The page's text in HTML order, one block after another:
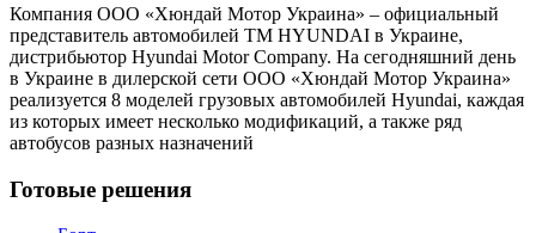
Компания ООО «Хюндай Мотор Украина» – официальный
представитель автомобилей ТМ HYUNDAI в Украине,
дистрибьютор Hyundai Motor Company. На сегодняшний день
в Украине в дилерской сети ООО «Хюндай Мотор Украина»
реализуется 8 моделей грузовых автомобилей Hyundai, каждая
из которых имеет несколько модификаций, а также ряд
автобусов разных назначений
Готовые решения